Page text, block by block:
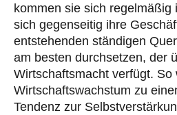
kommen sie sich regel­mäßig
sich gegenseitig ihre
entstehenden stän­di­gen
am besten durchsetzen, der
Wirtschaftsmacht ver­fügt. So
Wirtschaftswachstum zu
Tendenz zur